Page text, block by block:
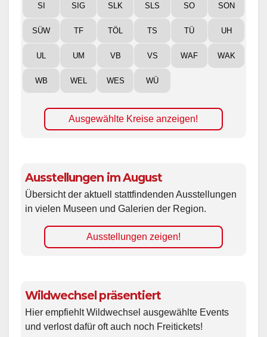
SI SIG SLK SLS SO SON
SÜW TF TÖL TS TÜ UH
UL UM VB VS WAF WAK
WB WEL WES WÜ
Ausgewählte Kreise anzeigen!
Ausstellungen im August
Übersicht der aktuell stattfindenden Ausstellungen
in vielen Museen und Galerien der Region.
Ausstellungen zeigen!
Wildwechsel präsentiert
Hier empfiehlt Wildwechsel ausgewählte Events
und verlost dafür oft auch noch Freitickets!